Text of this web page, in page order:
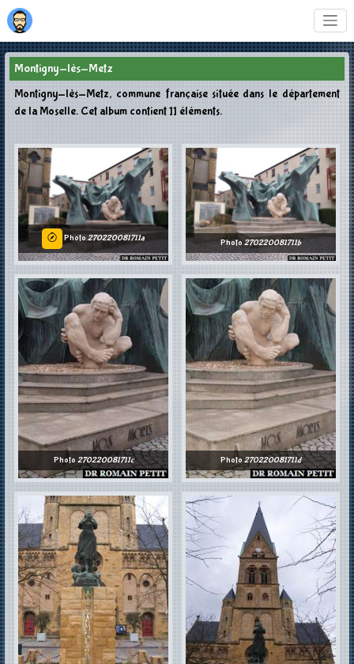
Montigny-lès-Metz
Montigny-lès-Metz, commune française située dans le département
de la Moselle. Cet album contient 11 éléments.
Photo 270220081711a Photo 270220081711b
Photo 270220081711c Photo 270220081711d